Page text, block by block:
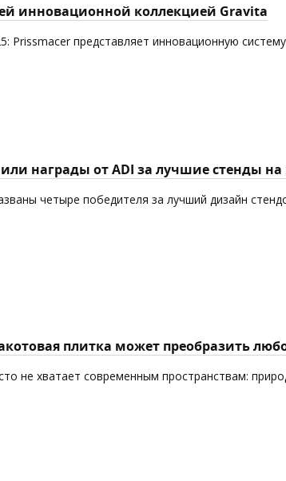
инновационной коллекцией Gravita
Prissmacer представляет инновационную
награды от ADI за лучшие стенды
четыре победителя за лучший дизайн
плитка может преобразить
не хватает современным пространствам: